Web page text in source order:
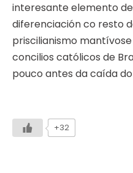
interesante elemento
diferenciación co resto
priscilianismo
concilios católicos de
pouco antes da caída
+32